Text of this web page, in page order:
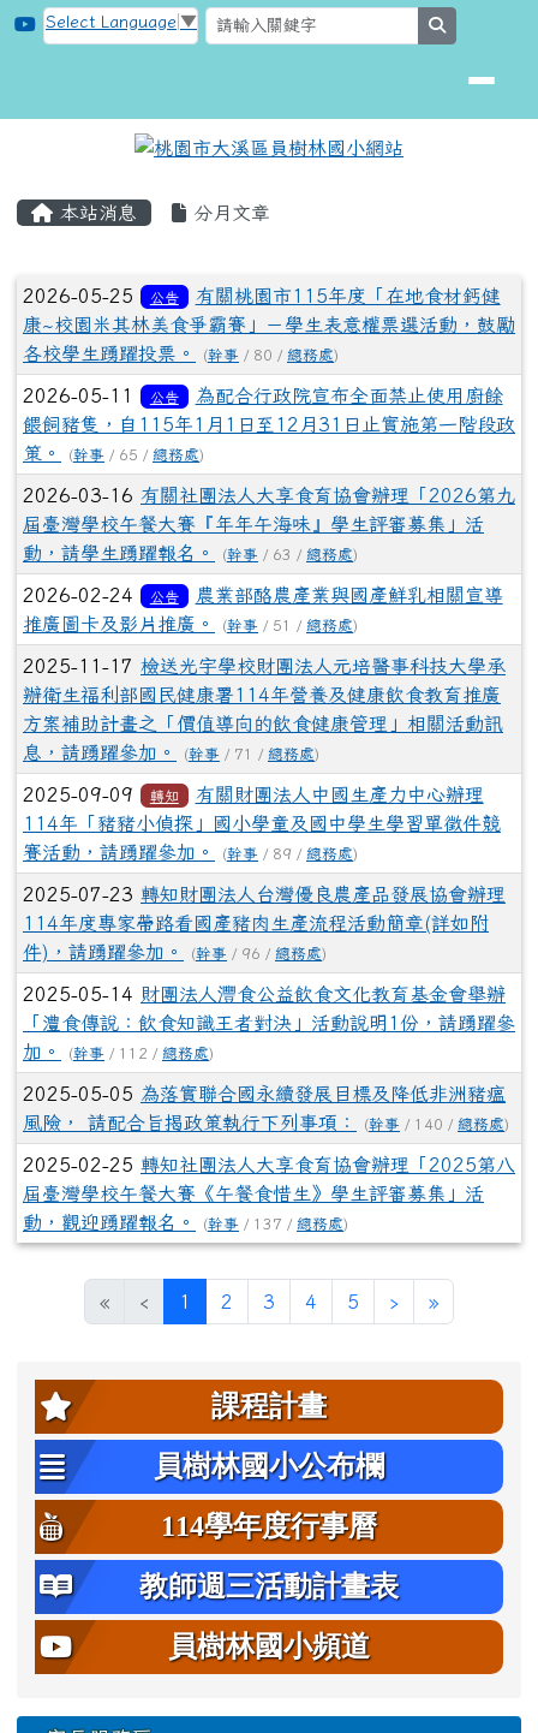
跳至主內容區
桃園市大溪區員樹林國小網站
Select Language ▼
本站消息 分月文章
文章列表
2026-05-25 公告
有關桃園市115年度「在地食材鈣健
康~校園米其林美食爭霸賽」－學生表意權票選活動，鼓勵
各校學生踴躍投票。
(幹事 / 80 / 總務處)
2026-05-11 公告
為配合行政院宣布全面禁止使用廚餘
餵飼豬隻，自115年1月1日至12月31日止實施第一階段政
策。
(幹事 / 65 / 總務處)
2026-03-16 有關社團法人大享食育協會辦理「2026第九
屆臺灣學校午餐大賽『年年午海味』學生評審募集」活
動，請學生踴躍報名。
(幹事 / 63 / 總務處)
2026-02-24 公告
農業部酪農產業與國產鮮乳相關宣導
推廣圖卡及影片推廣。
(幹事 / 51 / 總務處)
2025-11-17 檢送光宇學校財團法人元培醫事科技大學承
辦衛生福利部國民健康署114年營養及健康飲食教育推廣
方案補助計畫之「價值導向的飲食健康管理」相關活動訊
息，請踴躍參加。
(幹事 / 71 / 總務處)
2025-09-09 轉知
有關財團法人中國生產力中心辦理
114年「豬豬小偵探」國小學童及國中學生學習單徵件競
賽活動，請踴躍參加。
(幹事 / 89 / 總務處)
2025-07-23 轉知財團法人台灣優良農產品發展協會辦理
114年度專家帶路看國產豬肉生產流程活動簡章(詳如附
件)，請踴躍參加。
(幹事 / 96 / 總務處)
2025-05-14 財團法人灃食公益飲食文化教育基金會舉辦
「澧食傳說：飲食知識王者對決」活動說明1份，請踴躍參
加。
(幹事 / 112 / 總務處)
2025-05-05 為落實聯合國永續發展目標及降低非洲豬瘟
風險， 請配合旨揭政策執行下列事項：
(幹事 / 140 / 總務處)
2025-02-25 轉知社團法人大享食育協會辦理「2025第八
屆臺灣學校午餐大賽《午餐食惜生》學生評審募集」活
動，觀迎踴躍報名。
(幹事 / 137 / 總務處)
« ‹ 1 (目前頁次)
2 3 4 5 ›下一頁
»最後頁
左邊區域內容
課程計畫
員樹林國小公布欄
114學年度行事曆
教師週三活動計畫表
員樹林國小頻道